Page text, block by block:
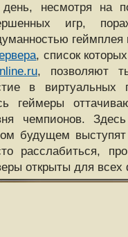
несмотря на
игр,
, список
, позволяют
в виртуальных
геймеры
чемпионов.
будущем
расслабиться,
открыты для всех